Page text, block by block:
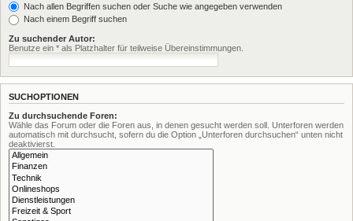
Nach allen Begriffen suchen oder Suche wie angegeben verwenden
Nach einem Begriff suchen
Zu suchender Autor:
Benutze ein * als Platzhalter für teilweise Übereinstimmungen.
SUCHOPTIONEN
Zu durchsuchende Foren:
Wähle das Forum oder die Foren aus, in denen gesucht werden soll. Unterforen werden
automatisch mit durchsucht, sofern du die Option „Unterforen durchsuchen“ unten nicht
deaktivierst.